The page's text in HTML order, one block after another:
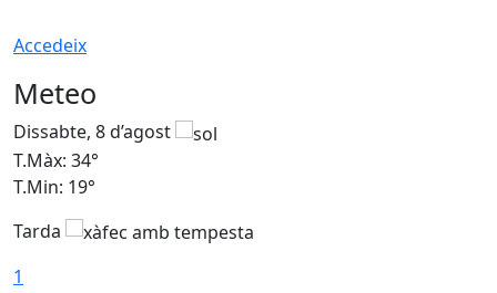
Accedeix
Meteo
Dissabte, 8 d’agost
T.Màx: 34°
T.Min: 19°
Tarda
1